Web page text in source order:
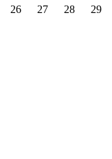
26 27 28 29